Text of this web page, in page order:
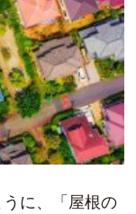
に、「屋根の